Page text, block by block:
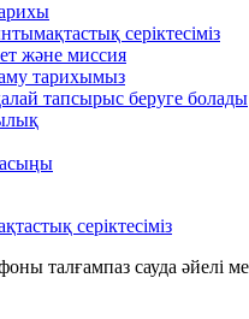
серіктесіміз
және миссия
тарихымыз
тапсырыс беруге болады
серіктесіміз